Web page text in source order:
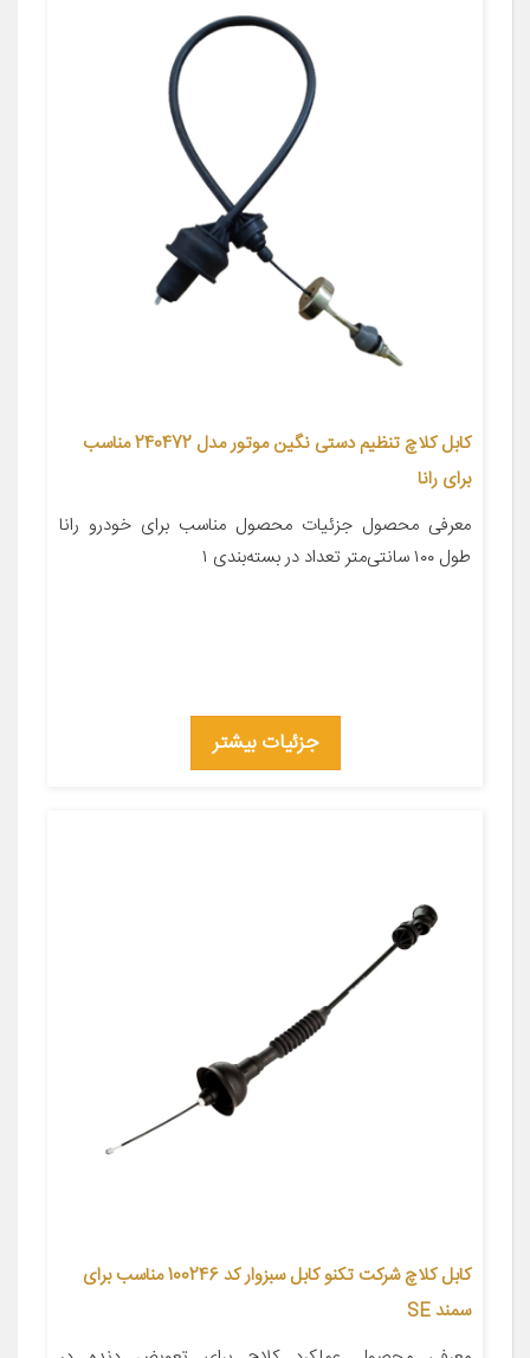
کابل کلاچ تنظیم دستی نگین موتور مدل 240472 مناسب
برای رانا
معرفی محصول جزئیات محصول مناسب برای خودرو رانا
طول ۱۰۰ سانتی‌متر تعداد در بسته‌بندی ۱
جزئیات بیشتر
کابل کلاچ شرکت تکنو کابل سبزوار کد 100246 مناسب برای
سمند SE